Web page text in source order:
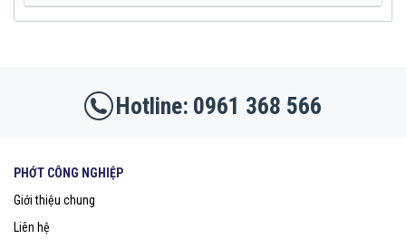
0961 368 566
PHỚT CÔNG NGHIỆP
Giới thiệu chung
Liên hệ